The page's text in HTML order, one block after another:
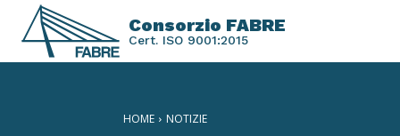
Consorzio FABRE
Cert. ISO 9001:2015
HOME NOTIZIE